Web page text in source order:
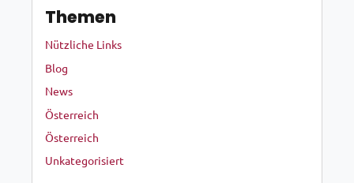
Themen
Nützliche Links
Blog
News
Österreich
Österreich
Unkategorisiert